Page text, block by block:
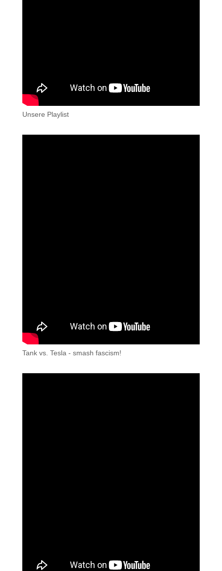
Unsere Playlist
Tank vs. Tesla - smash fascism!